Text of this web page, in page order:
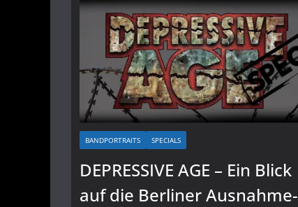
BANDPORTRAITS SPECIALS
DEPRESSIVE AGE – Ein Blick
auf die Berliner Ausnahme-